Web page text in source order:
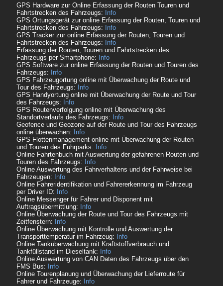
GPS Hardware zur Online Erfassung der Routen Touren und
Fahrtstrecken des Fahrzeugs:
Info
GPS Ortungsgerät zur online Erfassung der Routen, Touren und
Fahrtstrecken des Fahrzeugs:
Info
GPS Tracker zur online Erfassung der Routen, Touren und
Fahrtstrecken des Fahrzeugs:
Info
Erfassung der Routen, Touren und Fahrtstrecken des
Fahrzeugs per Smartphone:
Info
GPS Software zur online Erfassung der Routen und Touren des
Fahrzeugs:
Info
GPS Fahrzeugortung online mit Überwachung der Route und
Tour des Fahrzeugs:
Info
GPS Handyortung online mit Überwachung der Route und Tour
des Fahrzeugs:
Info
GPS Routenverfolgung online mit Überwachung des
Standortverlaufs des Fahrzeugs:
Info
Geofence und Geozone auf der Route und Tour des Fahrzeugs
online überwachen:
Info
GPS Flottenmanagement online mit Überwachung der Routen
und Touren des Fuhrparks:
Info
Online Fahrtenbuch mit Auswertung der gefahrenen Routen und
Touren des Fahrzeugs:
Info
Online Auswertung des Fahrverhaltens und der Fahrweise bei
Fahrzeugen:
Info
Online Fahreridentifikation und Fahrererkennung im Fahrzeug
per Driver ID:
Info
Online Messenger für Fahrer und Disponent mit
Auftragsübermittlung:
Info
Online Überwachung der Route und Tour des Fahrzeugs mit
Zeitfenstern:
Info
Online Überwachung mit Kontrolle und Auswertung der
Transporttemperatur im Fahrzeug:
Info
Online Tanküberwachung mit Kraftstoffverbrauch und
Tankfüllstand im Dieseltank:
Info
Online Auswertung von CAN Daten des Fahrzeugs über den
FMS Bus:
Info
Online Tourenplanung und Überwachung der Lieferroute für
Fahrer und Fahrzeuge:
Info